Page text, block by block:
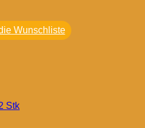
Wunschliste